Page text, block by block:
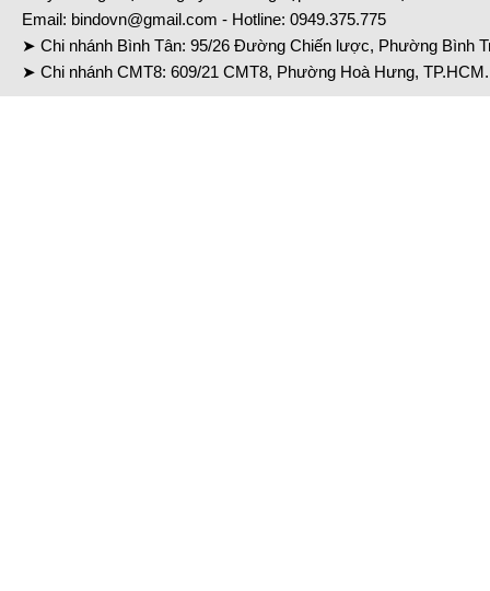
Email: bindovn@gmail.com - Hotline: 0949.375.775
➤ Chi nhánh Bình Tân: 95/26 Đường Chiến lược, Phường Bình
➤ Chi nhánh CMT8: 609/21 CMT8, Phường Hoà Hưng,